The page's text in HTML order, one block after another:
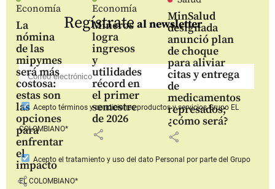
Economía
La
nómina
de las
mipymes
será más
costosa:
estas son
las
opciones
para
enfrentar
el
impacto
share
Economía
Mineros
logra
ingresos
y
utilidades
récord en
el primer
semestre
de 2026
share
MinSalud
designada
anunció plan
de choque
para aliviar
citas y entrega
de
medicamentos
represados;
¿cómo será?
share
Regístrate al newsletter
Aceptotérminos y condiciones productos y serviciosGrupo EL
COLOMBIANO*
Acepto el tratamiento y uso del dato Personal por parte del Grupo
EL COLOMBIANO*